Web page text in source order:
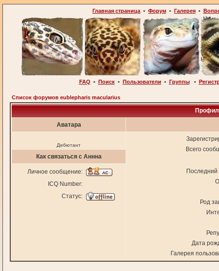
Главная страница • Форум • Галерея •
FAQ • Поиск• Пользователи • Группы•
Список форумов eublepharis macularius
Аватара
Дебютант
Всего
Последний
Род
Дата
Галерея
Как связаться с Аннна
Личное сообщение:
ICQ Number:
Статус: